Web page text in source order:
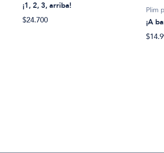
¡1, 2, 3, arriba!
$24.700
Plim
¡A